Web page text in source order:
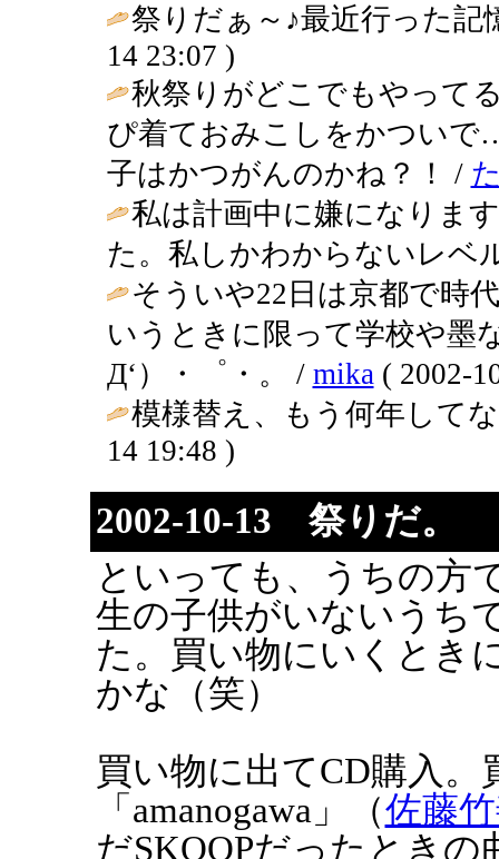
祭りだぁ～♪最近行った
14 23:07 )
秋祭りがどこでもやって
ぴ着ておみこしをかついで
子はかつがんのかね？！ /
私は計画中に嫌になりま
た。私しかわからないレベ
そういや22日は京都で時
いうときに限って学校や墨
Д‘）・゜・。 / mika ( 2002-
模様替え、もう何年して
14 19:48 )
2002-10-13 祭りだ。
といっても、うちの方
生の子供がいないうち
た。買い物にいくとき
かな（笑）
買い物に出てCD購入
「amanogawa」（佐藤
だSKOOPだったとき